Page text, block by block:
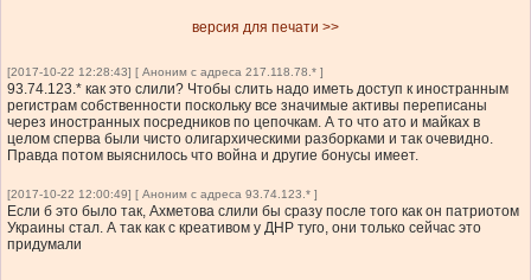
версия для печати >>
[2017-10-22 12:28:43] [ Аноним с адреса 217.118.78.* ]
93.74.123.* как это слили? Чтобы слить надо иметь доступ к иностранным
регистрам собственности поскольку все значимые активы переписаны
через иностранных посредников по цепочкам. А то что ато и майках в
целом сперва были чисто олигархическими разборками и так очевидно.
Правда потом выяснилось что война и другие бонусы имеет.
[2017-10-22 12:00:49] [ Аноним с адреса 93.74.123.* ]
Если б это было так, Ахметова слили бы сразу после того как он патриотом
Украины стал. А так как с креативом у ДНР туго, они только сейчас это
придумали